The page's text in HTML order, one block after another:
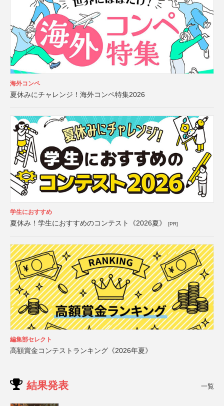
海外コンペ
夏休みにチャレンジ！海外コンペ特集2026
学生におすすめ
夏休み！学生におすすめのコンテスト《2026夏》 [PR]
編集部セレクト
高額賞金コンテストランキング《2026年夏》
結果発表 一覧